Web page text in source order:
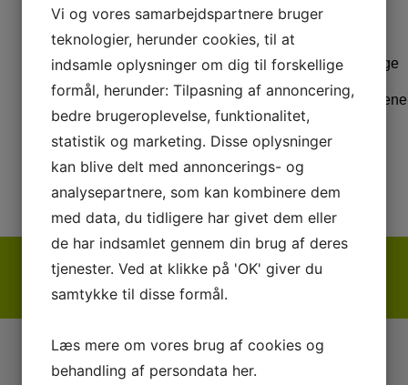
midlertidige
lokaler og
Hedehusene
forenings
Vi og vores samarbejdspartnere bruger
teknologier, herunder cookies, til at
indsamle oplysninger om dig til forskellige
formål, herunder: Tilpasning af annoncering,
bedre brugeroplevelse, funktionalitet,
statistik og marketing. Disse oplysninger
kan blive delt med annoncerings- og
analysepartnere, som kan kombinere dem
med data, du tidligere har givet dem eller
de har indsamlet gennem din brug af deres
tjenester. Ved at klikke på 'OK' giver du
samtykke til disse formål.
Læs mere om vores brug af cookies og
behandling af persondata her.